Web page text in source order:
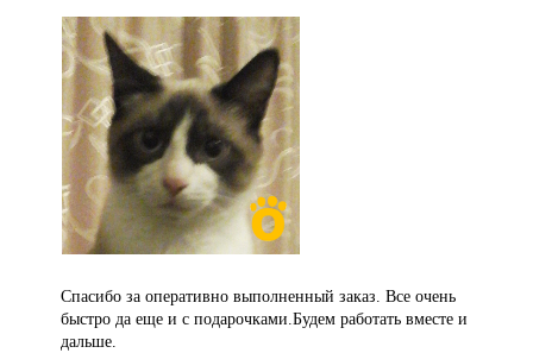
Спасибо за оперативно выполненный заказ. Все очень
быстро да еще и с подарочками.Будем работать вместе и
дальше.